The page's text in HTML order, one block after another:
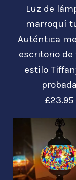
Más
Luz de
marroquí
Auténtica
escritorio de
estilo
probada
£23.95